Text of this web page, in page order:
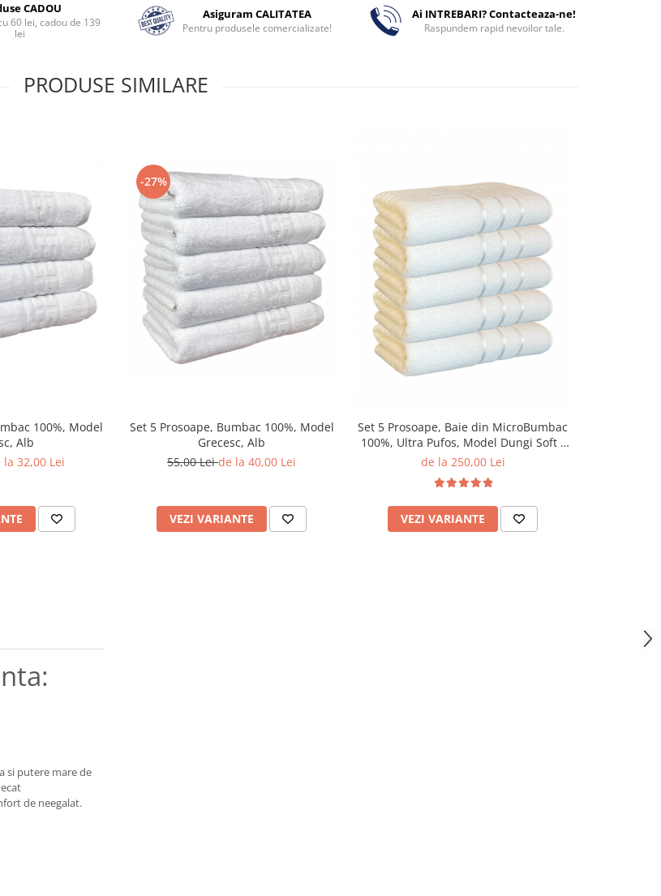
CADOU
60 lei, cadou de 139
lei
Asiguram CALITATEA
Pentru produsele comercializate!
Ai INTREBARI? Contacteaza-ne!
Raspundem rapid nevoilor tale.
PRODUSE SIMILARE
100%, Model
Alb
la 32,00 Lei
-27%
Set 5 Prosoape, Bumbac 100%, Model
Grecesc, Alb
55,00 Leide la 40,00 Lei
VEZI VARIANTE
Set 5 Prosoape, Baie din MicroBumbac
100%, Ultra Pufos, Model Dungi Soft -
Alb
de la 250,00 Lei
VEZI VARIANTE
si putere mare de
de neegalat.